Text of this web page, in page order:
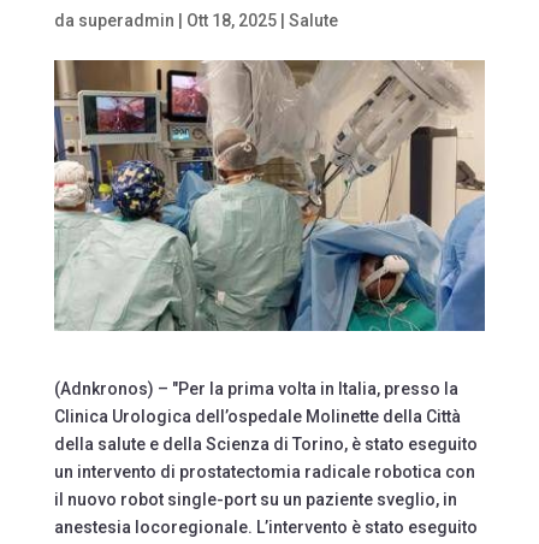
da superadmin Ott 18, 2025| Salute
(Adnkronos) – "Per la prima volta in Italia, presso la
Clinica Urologica dell’ospedale Molinette della Città
della salute e della Scienza di Torino, è stato eseguito
un intervento di prostatectomia radicale robotica con
il nuovo robot single-port su un paziente sveglio, in
anestesia locoregionale. L’intervento è stato eseguito